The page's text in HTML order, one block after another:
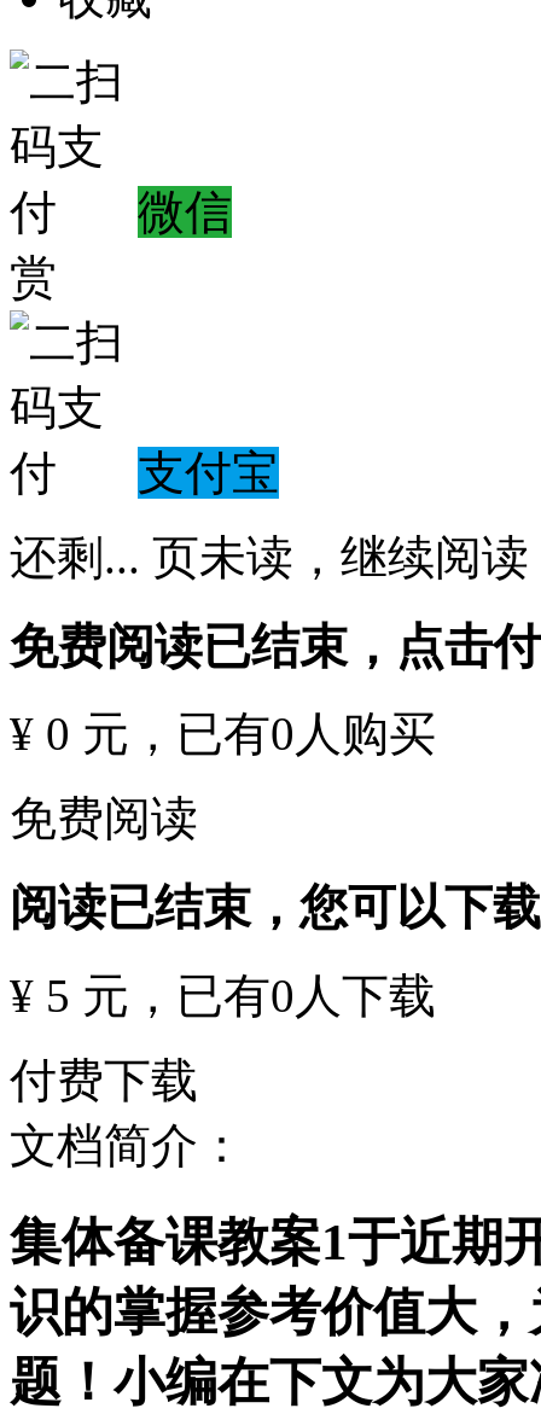
微信
赏
支付宝
还剩 ... 页未读， 继续阅读
免费阅读已结束，点击
¥ 0 元 ，已有0 人购买
免费阅读
阅读已结束，您可以下
¥ 5 元 ，已有0 人下载
付费下载
文档简介：
集体备课教案1于近期
识的掌握参考价值大
题！小编在下文为大